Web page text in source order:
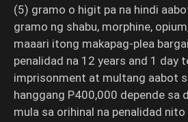
(5) gramo o higit pa na hindi
gramo ng shabu, morphine,
maaari itong makapag-plea
penalidad na 12 years and 1 day
imprisonment at multang aabot
hanggang P400,000 depende sa
mula sa orihinal na penalidad nito